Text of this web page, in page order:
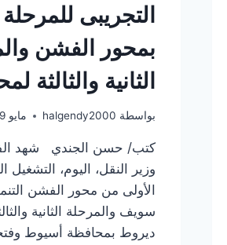
التجريبى
بمحور الفشن
الثانية والثالثة
بواسطة halgendy2000 مايو 9, 2026
كتب/ حسن الجندي شهد
وزير النقل، اليوم، التشغيل
الأولى من محور الفشن
سويف والمرحلة الثانية
ديروط بمحافظة أسيوط